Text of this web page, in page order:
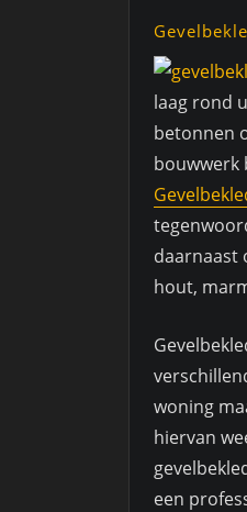
laag rond
betonnen
bouwwerk
daarnaast
hout,
woning
hiervan
een